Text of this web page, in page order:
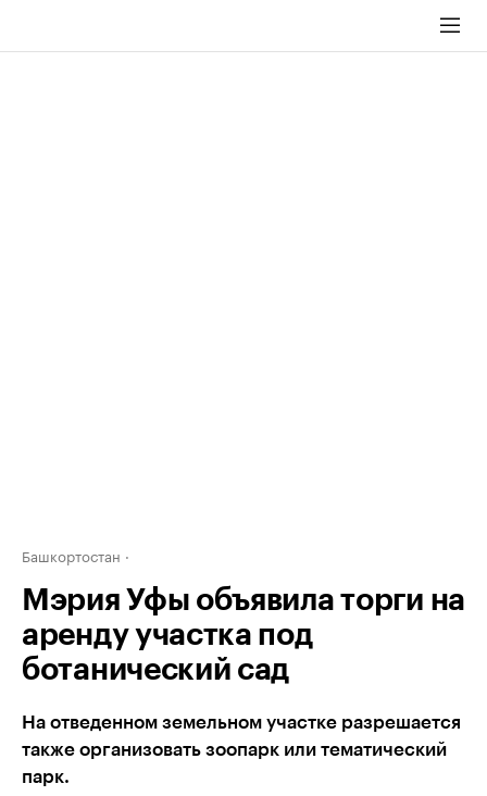
Башкортостан
Мэрия Уфы объявила торги на
аренду участка под
ботанический сад
На отведенном земельном участке разрешается
также организовать зоопарк или тематический
парк.